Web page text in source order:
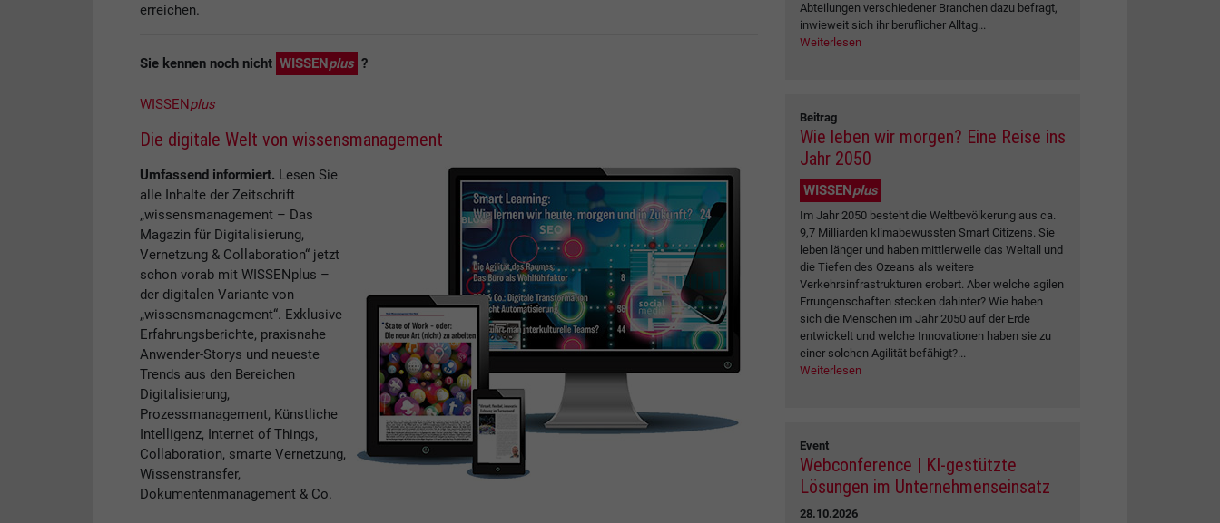
erreichen.
Sie kennen noch nicht WISSEN plus ?
WISSEN plus
Die digitale Welt von wissensmanagement
Umfassend informiert. Lesen Sie
alle Inhalte der Zeitschrift
„wissensmanagement – Das
Magazin für Digitalisierung,
Vernetzung & Collaboration“ jetzt
schon vorab mit WISSENplus –
der digitalen Variante von
„wissensmanagement“. Exklusive
Erfahrungsberichte, praxisnahe
Anwender-Storys und neueste
Trends aus den Bereichen
Digitalisierung,
Prozessmanagement, Künstliche
Intelligenz, Internet of Things,
Collaboration, smarte Vernetzung,
Wissenstransfer,
Dokumentenmanagement & Co.
Abteilungen verschiedener Branchen dazu befragt,
inwieweit sich ihr beruflicher Alltag...
Weiterlesen
Beitrag
Wie leben wir morgen? Eine Reise ins
Jahr 2050
WISSENplus
Im Jahr 2050 besteht die Weltbevölkerung aus ca.
9,7 Milliarden klimabewussten Smart Citizens. Sie
leben länger und haben mittlerweile das Weltall und
die Tiefen des Ozeans als weitere
Verkehrsinfrastrukturen erobert. Aber welche agilen
Errungenschaften stecken dahinter? Wie haben
sich die Menschen im Jahr 2050 auf der Erde
entwickelt und welche Innovationen haben sie zu
einer solchen Agilität befähigt?...
Weiterlesen
Event
Webconference | KI-gestützte
Lösungen im Unternehmenseinsatz
28.10.2026